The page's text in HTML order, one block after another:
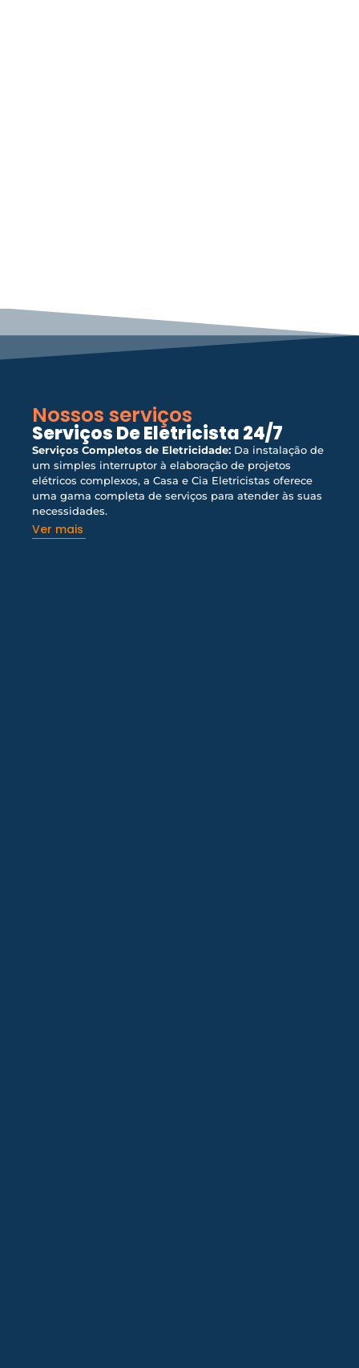
Nossos serviços
Serviços De Eletricista 24/7
Serviços Completos de Eletricidade: Da instalação de
um simples interruptor à elaboração de projetos
elétricos complexos, a Casa e Cia Eletricistas oferece
uma gama completa de serviços para atender às suas
necessidades.
Ver mais